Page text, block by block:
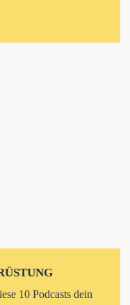
10 Podcasts dein